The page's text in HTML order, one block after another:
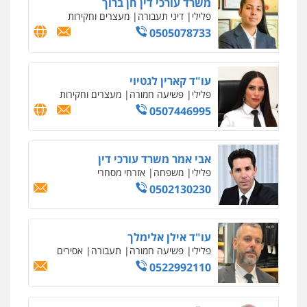
פלילי כלכלי פשיעה חמורה מעצרים
וחקירות
0525199949
עו"ד אסף גונן
פלילי פשע חמור תעבורה צבא מעצרים
וחקירות
0542255161
גל דהן – משרד עורך דין פלילי
פלילי פשיעה חמורה סמים
וחקירות
0544723840
עו"ד ראוף נג'אר
פלילי עורכי דין לענייני אסירים מעצרים
סמים רכוש
0548009246